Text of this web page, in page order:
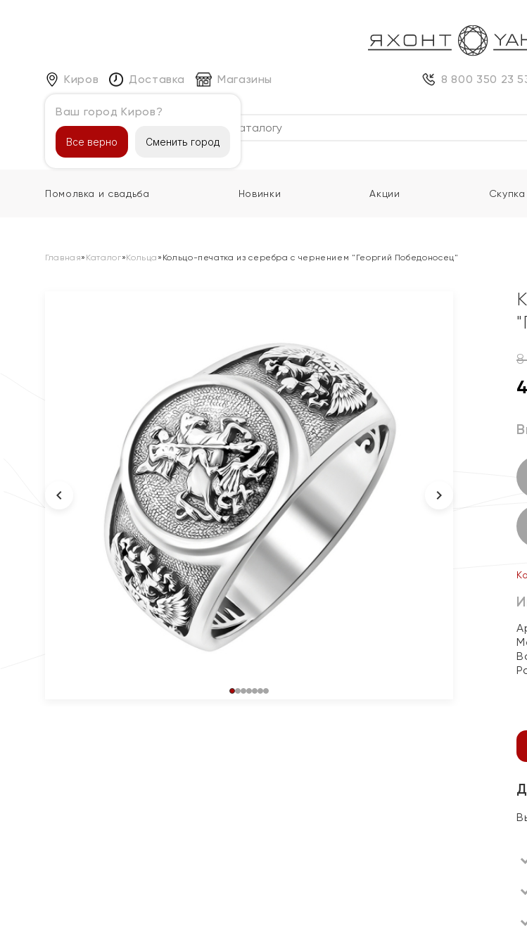
Киров
Ваш город Киров?
Все верно Сменить город
Доставка Магазины 8 800 350 23
Каталог
Помолвка и свадьба Новинки Акции
Главная» Каталог»Кольца » Кольцо-печатка из серебра с чернением "Георгий Победоносец"